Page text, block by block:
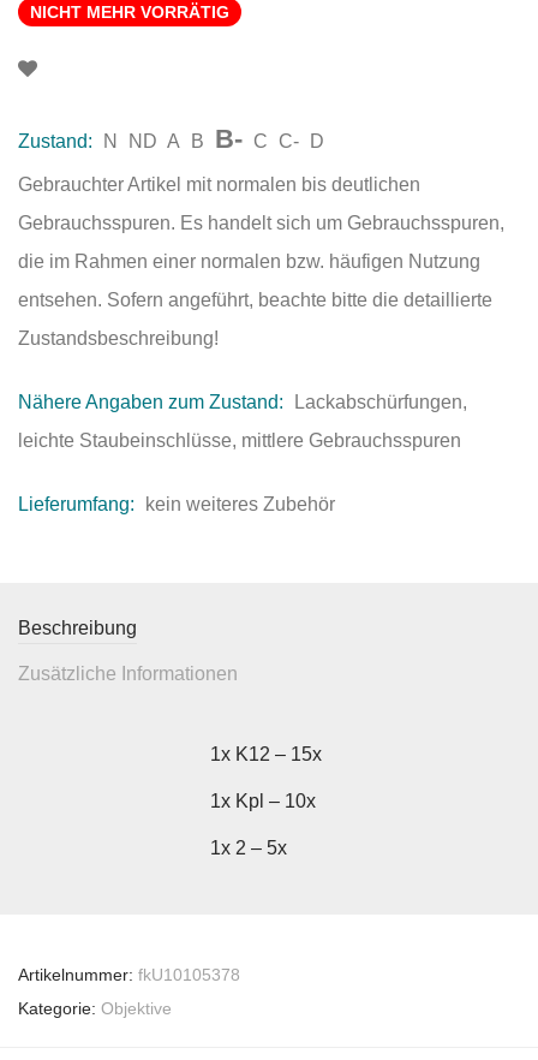
NICHT MEHR VORRÄTIG
Zustand: N ND A B B- C C- D
Gebrauchter Artikel mit normalen bis deutlichen
Gebrauchsspuren. Es handelt sich um Gebrauchsspuren,
die im Rahmen einer normalen bzw. häufigen Nutzung
entsehen. Sofern angeführt, beachte bitte die detaillierte
Zustandsbeschreibung!
Nähere Angaben zum Zustand:
Lackabschürfungen,
leichte Staubeinschlüsse, mittlere Gebrauchsspuren
Lieferumfang: kein weiteres Zubehör
Beschreibung
Zusätzliche Informationen
1x K12 – 15x
1x Kpl – 10x
1x 2 – 5x
Artikelnummer: fkU10105378
Kategorie: Objektive